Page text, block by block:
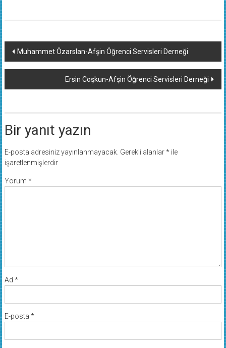
Yazı
dolaşımı
Muhammet Özarslan-Afşin Öğrenci Servisleri Derneği
Ersin Coşkun-Afşin Öğrenci Servisleri Derneği
Bir yanıt yazın
E-posta adresiniz yayınlanmayacak. Gerekli alanlar*ile
işaretlenmişlerdir
Yorum *
Ad *
E-posta *